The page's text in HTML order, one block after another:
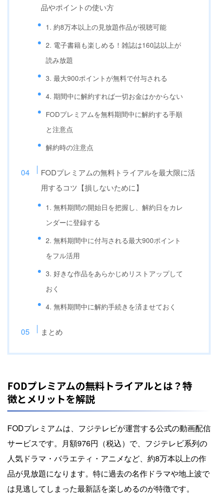
品やポイントの使い方
1. 約8万本以上の見放題作品が視聴可能
2. 電子書籍も楽しめる！雑誌は160誌以上が
読み放題
3. 最大900ポイントが無料で付与される
4. 期間中に解約すれば一切お金はかからない
FODプレミアムを無料期間中に解約する手順
と注意点
解約時の注意点
FODプレミアムの無料トライアルを最大限に活
用するコツ【損しないために】
1. 無料期間の開始日を把握し、解約日をカレ
ンダーに登録する
2. 無料期間中に付与される最大900ポイント
をフル活用
3. 好きな作品をあらかじめリストアップして
おく
4. 無料期間中に解約手続きを済ませておく
まとめ
FODプレミアムの無料トライアルとは？特
徴とメリットを解説
FODプレミアムは、フジテレビが運営する公式の動画配信
サービスです。月額976円（税込）で、フジテレビ系列の
人気ドラマ・バラエティ・アニメなど、約8万本以上の作
品が見放題になります。特に過去の名作ドラマや地上波で
は見逃してしまった最新話を楽しめるのが特徴です。